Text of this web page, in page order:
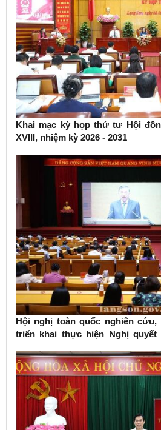
Khai mạc kỳ họp thứ tư Hội
XVIII, nhiệm kỳ 2026 - 2031
Hội nghị toàn quốc nghiên
triển khai thực hiện Nghị quyết